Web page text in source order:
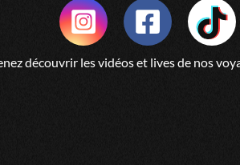
découvrir les vidéos et lives de nos